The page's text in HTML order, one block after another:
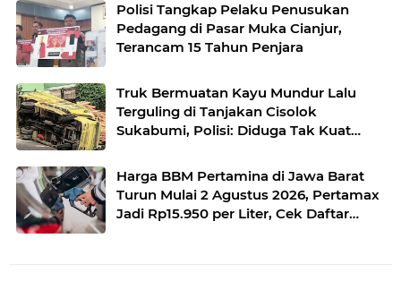
Polisi Tangkap Pelaku Penusukan
Pedagang di Pasar Muka Cianjur,
Terancam 15 Tahun Penjara
Truk Bermuatan Kayu Mundur Lalu
Terguling di Tanjakan Cisolok
Sukabumi, Polisi: Diduga Tak Kuat
Harga BBM Pertamina di Jawa Barat
Turun Mulai 2 Agustus 2026, Pertamax
Jadi Rp15.950 per Liter, Cek Daftar